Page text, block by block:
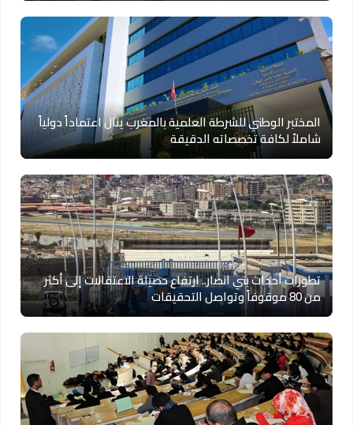
المختبر الوطني للشرطة العلمية بالمغرب ينال اعتماداً دولياً
شاملاً لكافة تخصصاته الدقيقة
تطورات أحداث بني انصار.. ارتفاع حصيلة الاعتقالات إلى أكثر
من 80 موقوفاً وتواصل التحقيقات